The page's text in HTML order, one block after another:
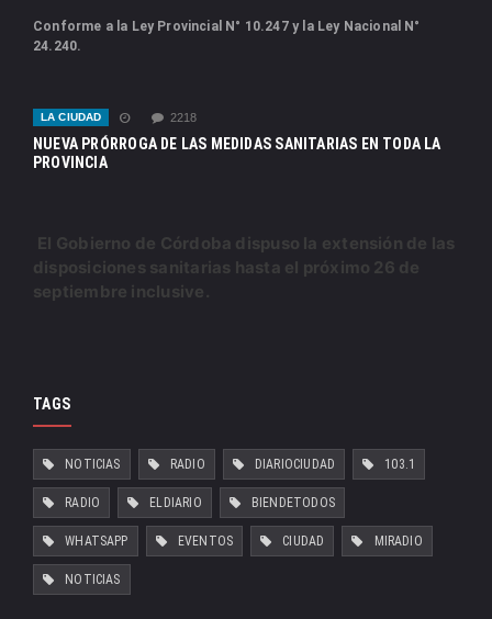
Conforme a la Ley Provincial N° 10.247 y la Ley Nacional N°
24.240.
LA CIUDAD 2218
NUEVA PRÓRROGA DE LAS MEDIDAS SANITARIAS EN TODA LA
PROVINCIA
El Gobierno de Córdoba dispuso la extensión de las
disposiciones sanitarias hasta el próximo 26 de
septiembre inclusive.
TAGS
NOTICIAS RADIO DIARIOCIUDAD 103.1
RADIO ELDIARIO BIENDETODOS
WHATSAPP EVENTOS CIUDAD MIRADIO
NOTICIAS